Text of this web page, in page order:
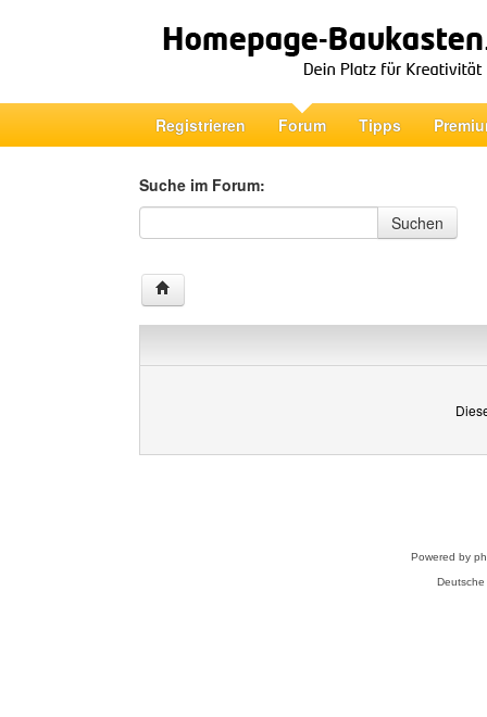
Registrieren Forum Tipps
Suche im Forum:
Suche im Forum
Suchen
Powered by